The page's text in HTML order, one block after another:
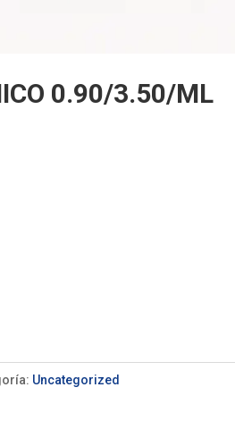
0.90/3.50/ML
Uncategorized